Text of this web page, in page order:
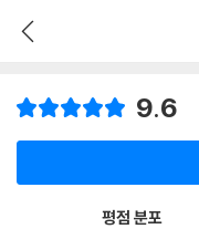
9.6
평점 분포